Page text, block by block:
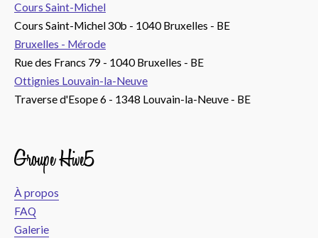
Cours Saint-Michel
Cours Saint-Michel 30b - 1040 Bruxelles - BE
Bruxelles - Mérode
Rue des Francs 79 - 1040 Bruxelles - BE
Ottignies Louvain-la-Neuve
Traverse d'Esope 6 - 1348 Louvain-la-Neuve - BE
Groupe Hive5
À propos
FAQ
Galerie